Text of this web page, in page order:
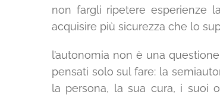
non fargli ripetere esperienze
acquisire più sicurezza che lo
l’autonomia non è una
pensati solo sul fare: la
la persona, la sua cura, i suoi